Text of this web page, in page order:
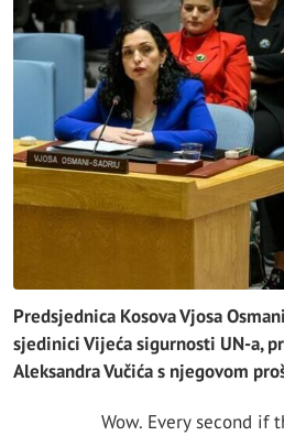
Predsjednica Kosova Vjosa
sjedinici Vijeća sigurnosti UN-a,
Aleksandra Vučića s njegovom
Wow. Every second if